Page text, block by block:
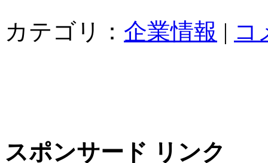
カテゴリ： 企業情報 | コ
スポンサード リンク